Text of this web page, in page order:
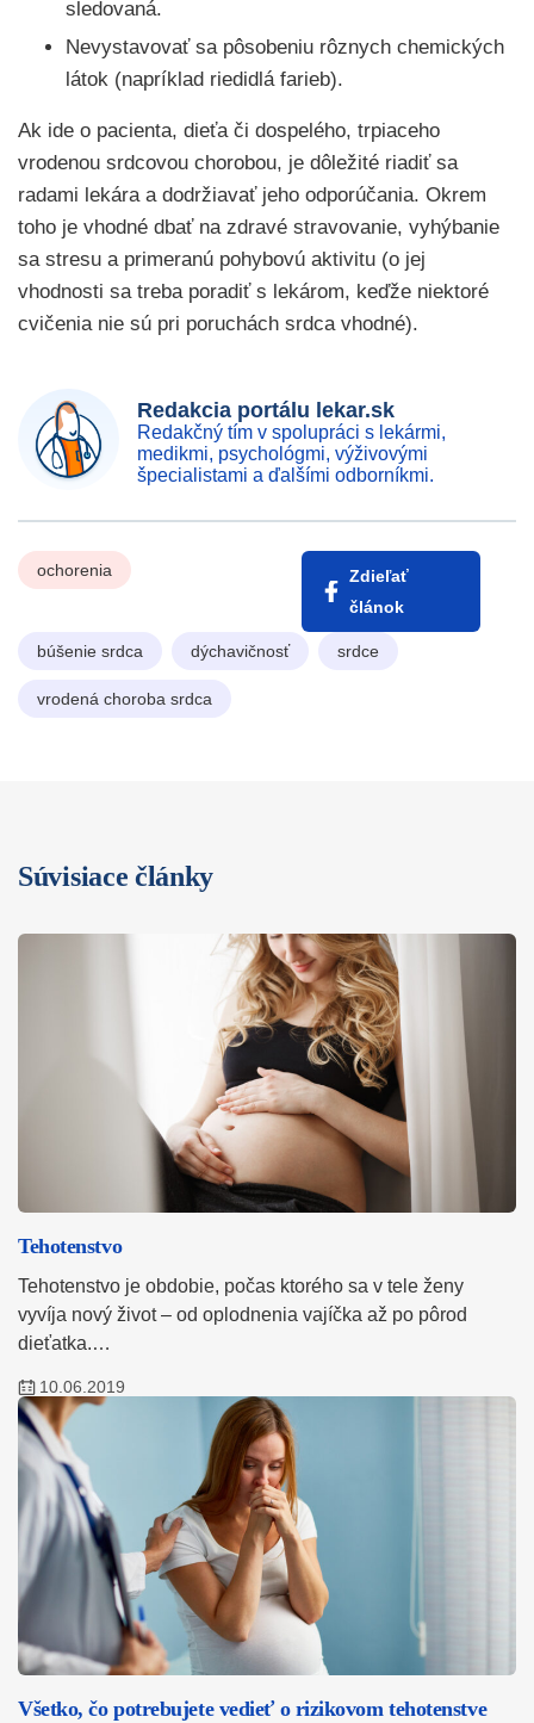
sledovaná.
Nevystavovať sa pôsobeniu rôznych chemických
látok (napríklad riedidlá farieb).
Ak ide o pacienta, dieťa či dospelého, trpiaceho
vrodenou srdcovou chorobou, je dôležité riadiť sa
radami lekára a dodržiavať jeho odporúčania. Okrem
toho je vhodné dbať na zdravé stravovanie, vyhýbanie
sa stresu a primeranú pohybovú aktivitu (o jej
vhodnosti sa treba poradiť s lekárom, keďže niektoré
cvičenia nie sú pri poruchách srdca vhodné).
Redakcia portálu lekar.sk
Redakčný tím v spolupráci s lekármi,
medikmi, psychológmi, výživovými
špecialistami a ďalšími odborníkmi.
ochorenia
Zdieľať
článok
búšenie srdca dýchavičnosť srdce
vrodená choroba srdca
Súvisiace články
Tehotenstvo
Tehotenstvo je obdobie, počas ktorého sa v tele ženy
vyvíja nový život – od oplodnenia vajíčka až po pôrod
dieťatka.…
10.06.2019
Všetko, čo potrebujete vedieť o rizikovom tehotenstve